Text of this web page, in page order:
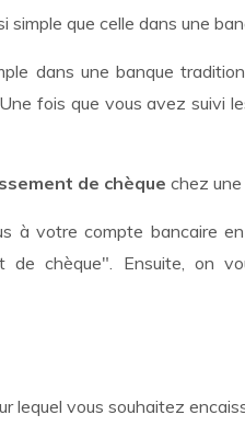
simple que celle dans une
dans une banque
fois que vous avez suivi
de chèque chez une
à votre compte bancaire
de chèque". Ensuite, on
lequel vous souhaitez